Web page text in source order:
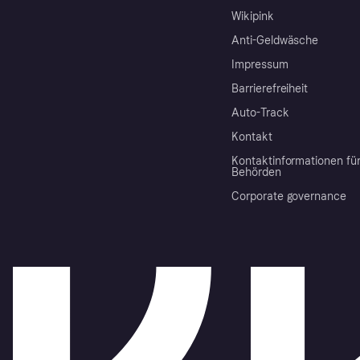
Wikipink
Anti-Geldwäsche
Impressum
Barrierefreiheit
Auto-Track
Kontakt
Kontaktinformationen für
Behörden
Corporate governance